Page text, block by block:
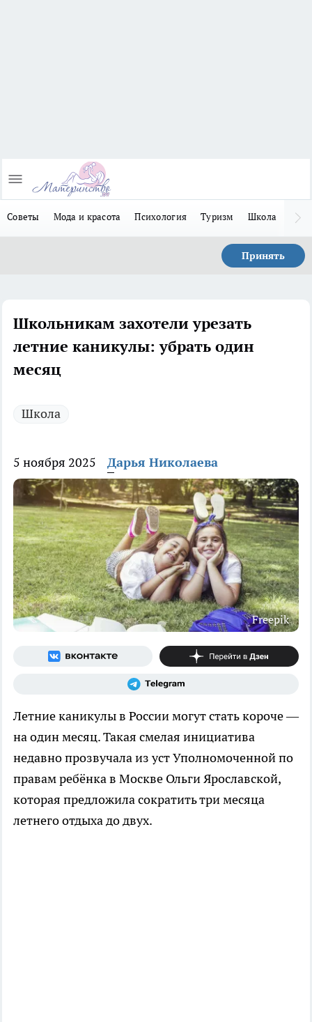
Советы Мода и красота Психология Туризм Школа
Принять
Школьникам захотели урезать
летние каникулы: убрать один
месяц
Школа
5 ноября 2025 Дарья Николаева
Freepik
Летние каникулы в России могут стать короче —
на один месяц. Такая смелая инициатива
недавно прозвучала из уст Уполномоченной по
правам ребёнка в Москве Ольги Ярославской,
которая предложила сократить три месяца
летнего отдыха до двух.